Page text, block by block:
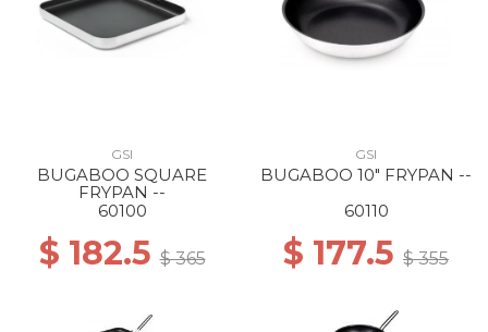
GSI
BUGABOO SQUARE
FRYPAN --
60100
$ 182.5$ 365
GSI
BUGABOO 10" FRYPAN --
60110
$ 177.5 $ 355